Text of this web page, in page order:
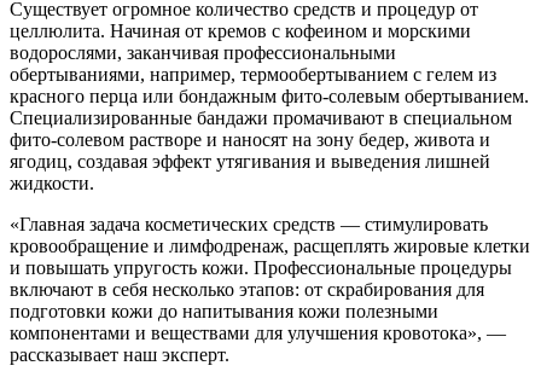
Существует огромное количество средств и процедур от
целлюлита. Начиная от кремов с кофеином и морскими
водорослями, заканчивая профессиональными
обертываниями, например, термообертыванием с гелем из
красного перца или бондажным фито-солевым обертыванием.
Специализированные бандажи промачивают в специальном
фито-солевом растворе и наносят на зону бедер, живота и
ягодиц, создавая эффект утягивания и выведения лишней
жидкости.
«Главная задача косметических средств — стимулировать
кровообращение и лимфодренаж, расщеплять жировые клетки
и повышать упругость кожи. Профессиональные процедуры
включают в себя несколько этапов: от скрабирования для
подготовки кожи до напитывания кожи полезными
компонентами и веществами для улучшения кровотока», —
рассказывает наш эксперт.